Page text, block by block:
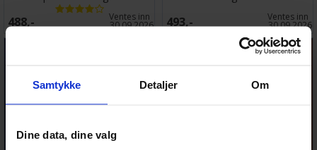
Samtykke Detaljer Om
Dine data, dine valg
488,- Ventes inn
30.09.2026 493,- Ventes inn
30.09.2026